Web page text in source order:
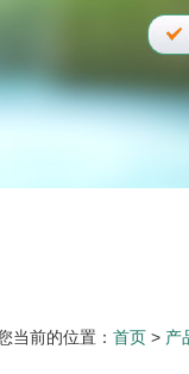
当前的位置： 首页 > 产